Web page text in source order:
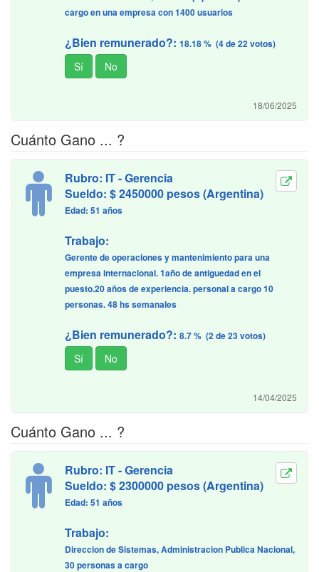
cargo en una empresa con 1400 usuarios
¿Bien remunerado?: 18.18 % (4 de 22 votos)
18/06/2025
Cuánto Gano ... ?
Rubro: IT - Gerencia
Sueldo: $ 2450000 pesos (Argentina)
Edad: 51 años
Trabajo:
Gerente de operaciones y mantenimiento para una
empresa internacional. 1año de antiguedad en el
puesto.20 años de experiencia. personal a cargo 10
personas. 48 hs semanales
¿Bien remunerado?: 8.7 % (2 de 23 votos)
14/04/2025
Cuánto Gano ... ?
Rubro: IT - Gerencia
Sueldo: $ 2300000 pesos (Argentina)
Edad: 51 años
Trabajo:
Direccion de Sistemas, Administracion Publica Nacional,
30 personas a cargo